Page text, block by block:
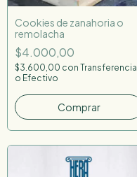
Cookies de zanahoria o
remolacha
$4.000,00
$3.600,00 con Transferencia
o Efectivo
Comprar